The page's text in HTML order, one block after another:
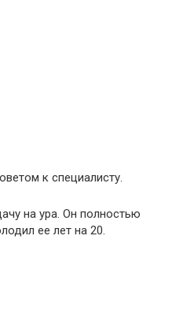
к специалисту.
на ура. Он полностью
ее лет на 20.